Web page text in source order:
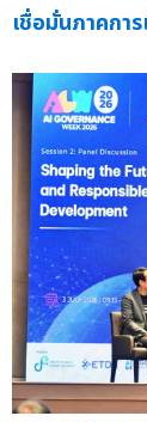
เชื่อมั่นภาคการ